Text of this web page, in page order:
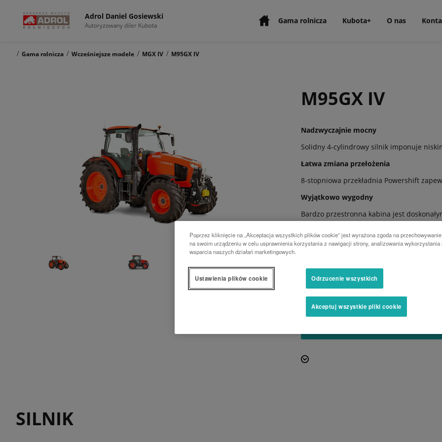
Adrol Daniel Gosiewski
Autoryzowany diler Kubota Gama rolnicza Kubota+ O nas
/ Gama rolnicza / Wcześniejsze modele / MGX IV / M95GX IV
M95GX IV
Nadzwyczajnie mocny
Solidny 4-cylindrowy silnik imponuje
Łatwa zmiana przełożenia
8-stopniowa przekładnia Powershift
Wyjątkowo wygodny
Bardzo przestronna kabina jest
Niezwykle wytrzymały
Potężny 3-punktowy podnośnik zapewnia
Kombinacja możliwości ciągnika i
wszystkich okolicznościach.
SILNIK
Poprzez kliknięcie na „Akceptacja wszystkich plików cookie” jest wyrażona zgoda na
na swoim urządzeniu w celu usprawnienia korzystania z nawigacji strony, analizowania wykorzystania
wsparcia naszych działań marketingowych.
Odrzucenie wszystkich
Akceptuj wszystkie pliki cookie
Ustawienia plików cookie